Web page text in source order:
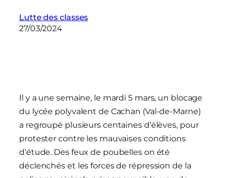
Lutte des classes
27/03/2024
Il y a une semaine, le mardi 5 mars, un blocage
du lycée polyvalent de Cachan (Val-de-Marne)
a regroupé plusieurs centaines d’élèves, pour
protester contre les mauvaises conditions
d’étude. Des feux de poubelles on été
déclenchés et les forces de répression de la